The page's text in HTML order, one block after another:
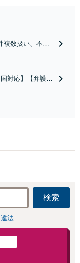
複数扱い、不貞
対応】【弁護士
検索
法